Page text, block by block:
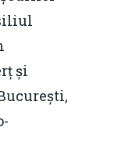
și